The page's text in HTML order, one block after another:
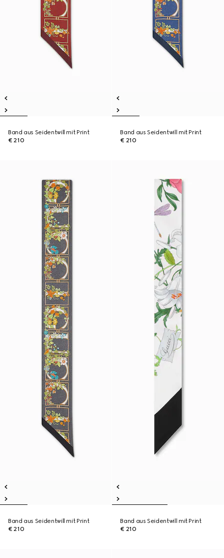
Band aus Seidentwill mit Print
€ 210
Band aus Seidentwill mit Print
€ 210
Band aus Seidentwill mit Print
€ 210
Band aus Seidentwill mit Print
€ 210